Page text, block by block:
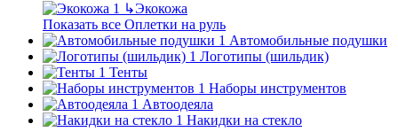
↳Экокожа
Показать все Оплетки на руль
Автомобильные подушки
Логотипы (шильдик)
Тенты
Наборы инструментов
Автоодеяла
Накидки на стекло